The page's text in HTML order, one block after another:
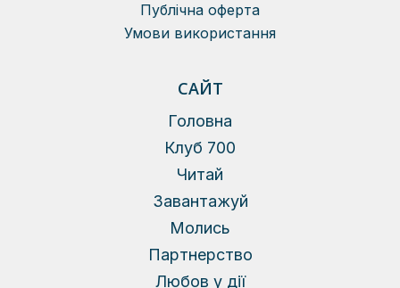
Публічна оферта
Умови використання
САЙТ
Головна
Клуб 700
Читай
Завантажуй
Молись
Партнерство
Любов у дії